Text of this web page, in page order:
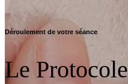
Déroulement de votre séance
Le Protocole